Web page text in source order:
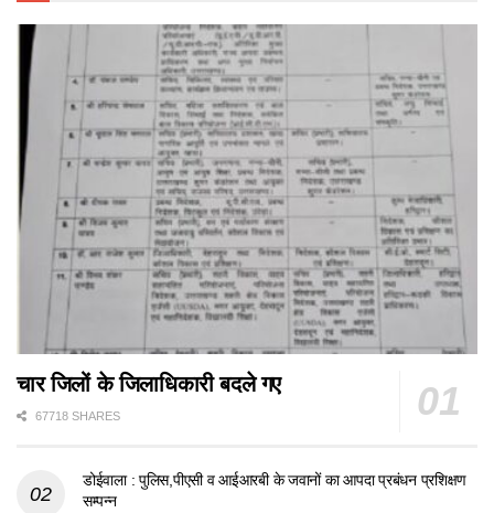
चार जिलों के जिलाधिकारी बदले गए
67718 SHARES
डोईवाला : पुलिस,पीएसी व आईआरबी के जवानों का आपदा प्रबंधन प्रशिक्षण
सम्पन्न